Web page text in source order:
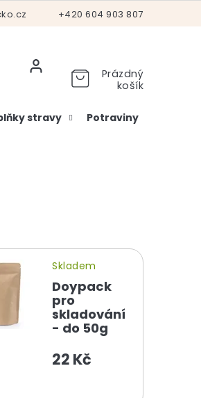
+420 604 903 807
Vrácení a reklamace
Prázdný
košík
stravy Potraviny
Doypack
pro
skladování
- do 50g
Skladem
22 Kč